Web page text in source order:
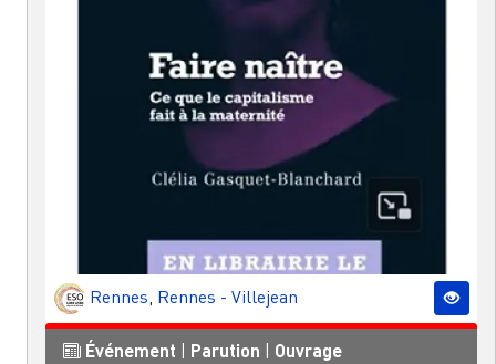
Rennes, Rennes - Villejean
Événement Parution Ouvrage